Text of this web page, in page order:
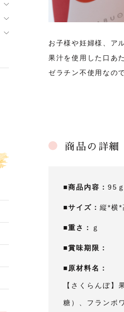
お子様や妊婦様、ア
果汁を使用した口あ
ゼラチン不使用なの
商品の詳細
■商品内容： 95
■サイズ： 縦*横*
■重さ： ｇ
■賞味期限：
■原材料名：
【さくらんぼ
糖）、フランボ